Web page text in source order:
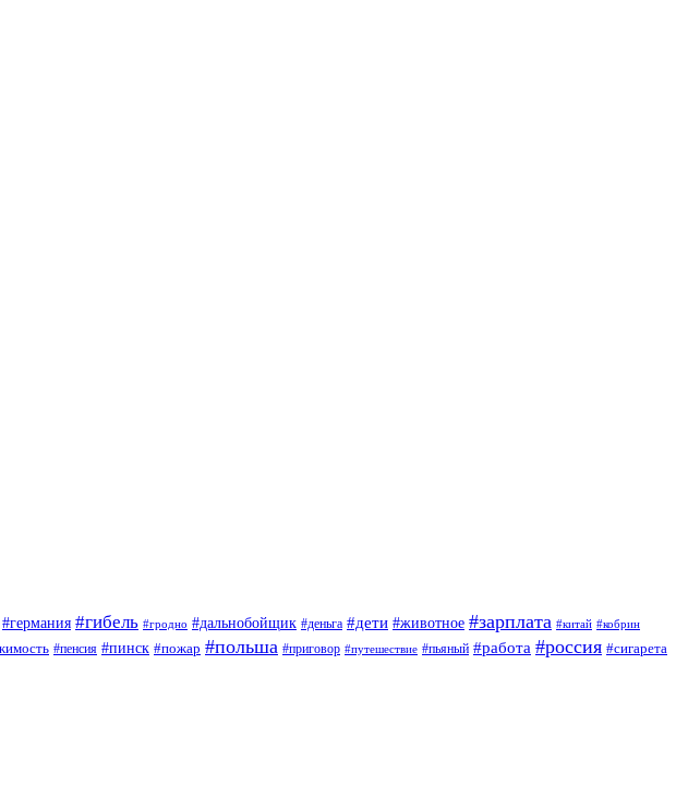
#германия #гибель #гродно #дальнобойщик #деньга #дети #животное #зарплата #китай #кобрин
#пенсия #пинск #пожар #польша #приговор #путешествие #пьяный #работа #россия #сигарета